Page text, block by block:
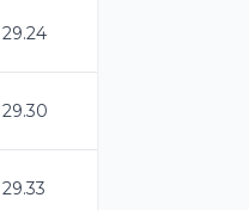
29.24
29.30
29.33